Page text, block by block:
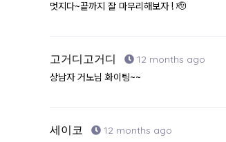
멋지다~끝까지 잘 마무리해보자 ! 🫡
고거디고거디 12 months ago
상남자 거노님 화이팅~~
세이코 12 months ago